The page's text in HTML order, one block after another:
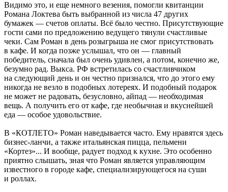
Видимо это, и еще немного везения, помогли квитанции
Романа Локтева быть выбранной из числа 47 других
бумажек — счетов оплаты. Всё было честно. Присутствующие
гости сами по предложению ведущего тянули счастливые
чеки. Сам Роман в день розыгрыша не смог присутствовать
в кафе. И когда позже услышал, что он — главный
победитель, сначала был очень удивлен, а потом, конечно же,
безумно рад. Выкса. РФ встретилась со счастливчиком
на следующий день и он честно признался, что до этого ему
никогда не везло в подобных лотереях. И подобный подарок
не может не радовать, безусловно, айпад — необходимая
вещь. А получить его от кафе, где необычная и вкуснейшей
еда — особое удовольствие.
В «КОТЛЕТО» Роман наведывается часто. Ему нравятся здесь
бизнес-ланчи, а также итальянская пицца, пельмени
«Кортез»... И вообще, радует подход к кухне. Это особенно
приятно слышать, зная что Роман является управляющим
известного в городе кафе, специализирующегося на суши
и роллах.